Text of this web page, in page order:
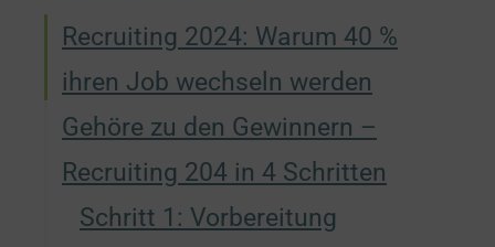
Recruiting 2024: Warum 40 %
ihren Job wechseln werden
Gehöre zu den Gewinnern –
Recruiting 204 in 4 Schritten
Schritt 1: Vorbereitung